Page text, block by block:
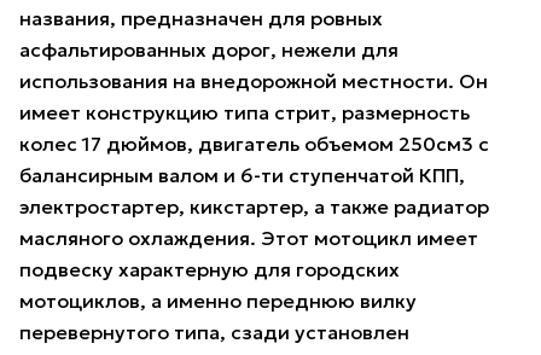
названия, предназначен для ровных
асфальтированных дорог, нежели для
использования на внедорожной местности. Он
имеет конструкцию типа стрит, размерность
колес 17 дюймов, двигатель объемом 250см3 с
балансирным валом и 6-ти ступенчатой КПП,
электростартер, кикстартер, а также радиатор
масляного охлаждения. Этот мотоцикл имеет
подвеску характерную для городских
мотоциклов, а именно переднюю вилку
перевернутого типа, сзади установлен